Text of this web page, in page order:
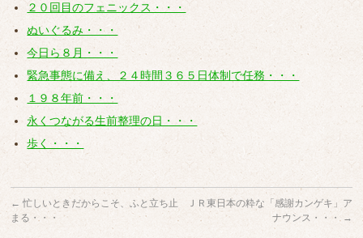
２０回目のフェニックス・・・
ぬいぐるみ・・・
今日ら８月・・・
緊急事態に備え、２４時間３６５日体制で任務・・・
１９８年前・・・
永くつながる生前整理の日・・・
歩く・・・
← 忙しいときだからこそ、ふと立ち止
まる・・・
ＪＲ東日本の粋な「感謝カンゲキ」ア
ナウンス・・・ →